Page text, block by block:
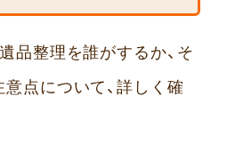
品整理を誰がするか、そ
点について、詳しく確